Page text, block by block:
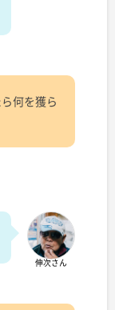
何を獲ら
伸次さん